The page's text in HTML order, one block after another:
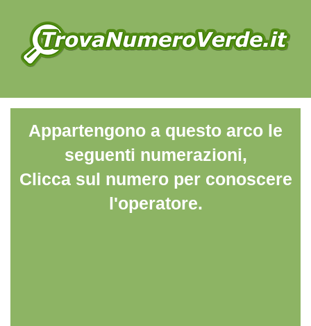
Appartengono a questo arco le
seguenti numerazioni,
Clicca sul numero per conoscere
l'operatore.